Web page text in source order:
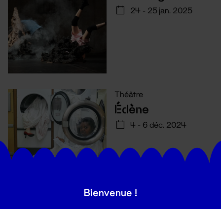
24 - 25 jan. 2025
Théâtre
Édène
4 - 6 déc. 2024
Bienvenue !